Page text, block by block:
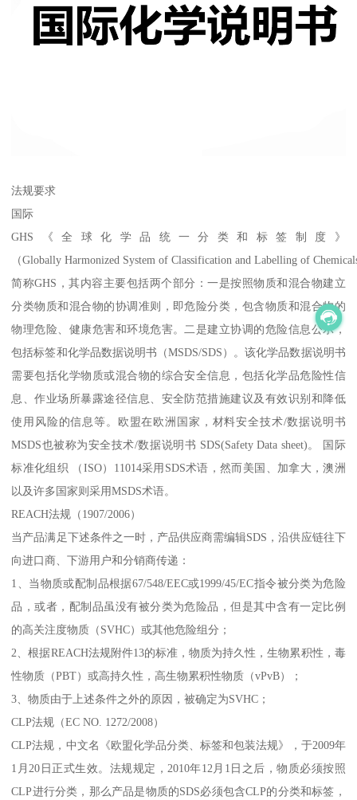
法规要求
国际
GHS《全球化学品统一分类和标签制度》
（Globally Harmonized System of Classification and Labelling of
简称GHS，其内容主要包括两个部分：一是按照物质和混合物建立
分类物质和混合物的协调准则，即危险分类，包含物质和混合物的
物理危险、健康危害和环境危害。二是建立协调的危险信息公示，
包括标签和化学品数据说明书（MSDS/SDS）。该化学品数据说明书
需要包括化学物质或混合物的综合安全信息，包括化学品危险性信
息、作业场所暴露途径信息、安全防范措施建议及有效识别和降低
使用风险的信息等。欧盟在欧洲国家，材料安全技术/数据说明书
MSDS也被称为安全技术/数据说明书 SDS(Safety Data sheet)。 国际
标准化组织 （ISO）11014采用SDS术语，然而美国、加拿大，澳洲
以及许多国家则采用MSDS术语。
REACH法规（1907/2006）
当产品满足下述条件之一时，产品供应商需编辑SDS，沿供应链往下
向进口商、下游用户和分销商传递：
1、当物质或配制品根据67/548/EEC或1999/45/EC指令被分类为危险
品，或者，配制品虽没有被分类为危险品，但是其中含有一定比例
的高关注度物质（SVHC）或其他危险组分；
2、根据REACH法规附件13的标准，物质为持久性，生物累积性，毒
性物质（PBT）或高持久性，高生物累积性物质（vPvB）；
3、物质由于上述条件之外的原因，被确定为SVHC；
CLP法规（EC NO. 1272/2008）
CLP法规，中文名《欧盟化学品分类、标签和包装法规》，于2009年
1月20日正式生效。法规规定，2010年12月1日之后，物质必须按照
CLP进行分类，那么产品是物质的SDS必须包含CLP的分类和标签，